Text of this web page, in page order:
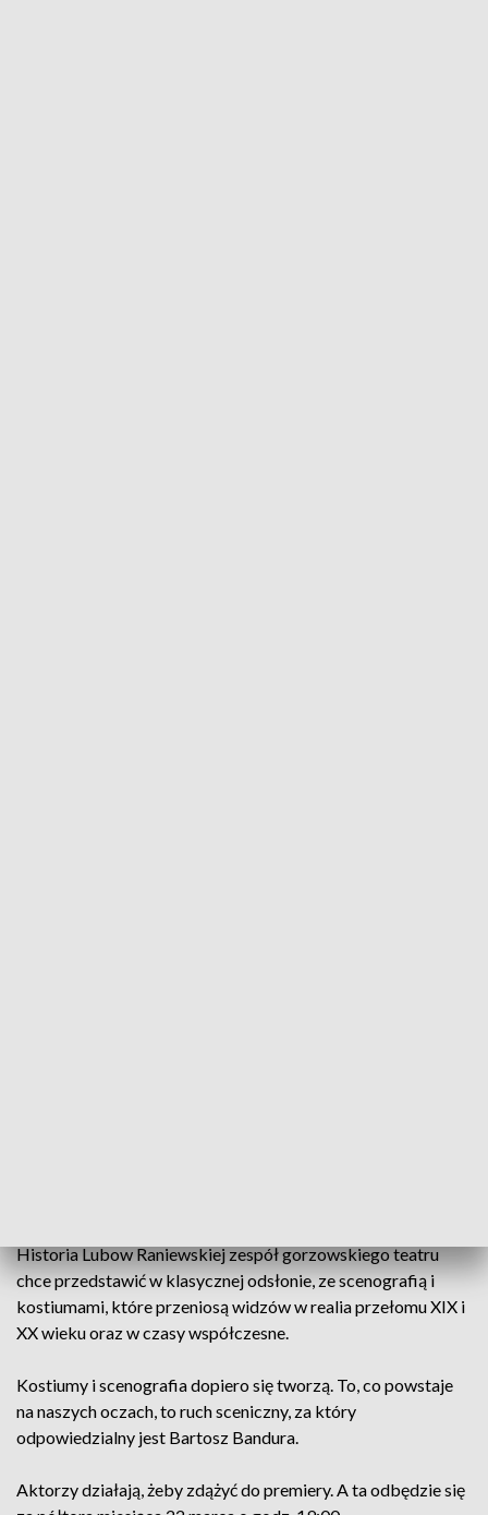
Historia Lubow Raniewskiej zespół gorzowskiego teatru
chce przedstawić w klasycznej odsłonie, ze scenografią i
kostiumami, które przeniosą widzów w realia przełomu XIX i
XX wieku oraz w czasy współczesne.
Kostiumy i scenografia dopiero się tworzą. To, co powstaje
na naszych oczach, to ruch sceniczny, za który
odpowiedzialny jest Bartosz Bandura.
Aktorzy działają, żeby zdążyć do premiery. A ta odbędzie się